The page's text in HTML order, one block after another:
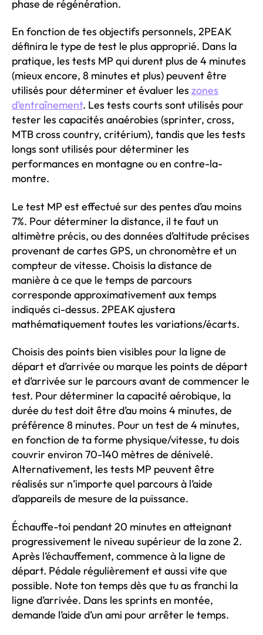
phase de régénération.
En fonction de tes objectifs personnels, 2PEAK
définira le type de test le plus approprié. Dans la
pratique, les tests MP qui durent plus de 4 minutes
(mieux encore, 8 minutes et plus) peuvent être
utilisés pour déterminer et évaluer les zones
d’entraînement. Les tests courts sont utilisés pour
tester les capacités anaérobies (sprinter, cross,
MTB cross country, critérium), tandis que les tests
longs sont utilisés pour déterminer les
performances en montagne ou en contre-la-
montre.
Le test MP est effectué sur des pentes d’au moins
7%. Pour déterminer la distance, il te faut un
altimètre précis, ou des données d’altitude précises
provenant de cartes GPS, un chronomètre et un
compteur de vitesse. Choisis la distance de
manière à ce que le temps de parcours
corresponde approximativement aux temps
indiqués ci-dessus. 2PEAK ajustera
mathématiquement toutes les variations/écarts.
Choisis des points bien visibles pour la ligne de
départ et d’arrivée ou marque les points de départ
et d’arrivée sur le parcours avant de commencer le
test. Pour déterminer la capacité aérobique, la
durée du test doit être d’au moins 4 minutes, de
préférence 8 minutes. Pour un test de 4 minutes,
en fonction de ta forme physique/vitesse, tu dois
couvrir environ 70-140 mètres de dénivelé.
Alternativement, les tests MP peuvent être
réalisés sur n’importe quel parcours à l’aide
d’appareils de mesure de la puissance.
Échauffe-toi pendant 20 minutes en atteignant
progressivement le niveau supérieur de la zone 2.
Après l’échauffement, commence à la ligne de
départ. Pédale régulièrement et aussi vite que
possible. Note ton temps dès que tu as franchi la
ligne d’arrivée. Dans les sprints en montée,
demande l’aide d’un ami pour arrêter le temps.